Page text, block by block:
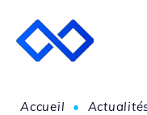
Accueil •